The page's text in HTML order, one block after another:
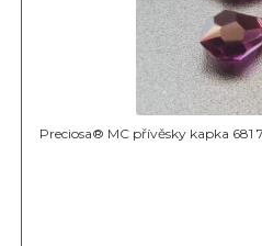
Preciosa® MC přívěsky kapka 681